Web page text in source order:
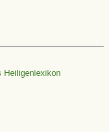
Heiligenlexikon